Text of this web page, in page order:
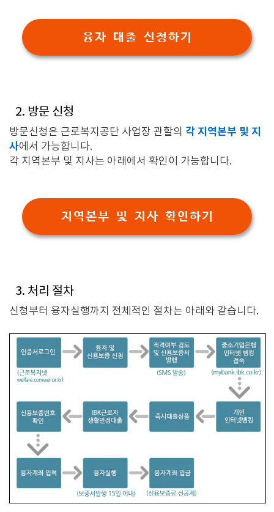
융자 대출 신청하기
2. 방문 신청
방문신청은 근로복지공단 사업장 관할의 각 지역본부 및 지
사에서 가능합니다.
각 지역본부 및 지사는 아래에서 확인이 가능합니다.
지역본부 및 지사 확인하기
3. 처리 절차
신청부터 융자실행까지 전체적인 절차는 아래와 같습니다.